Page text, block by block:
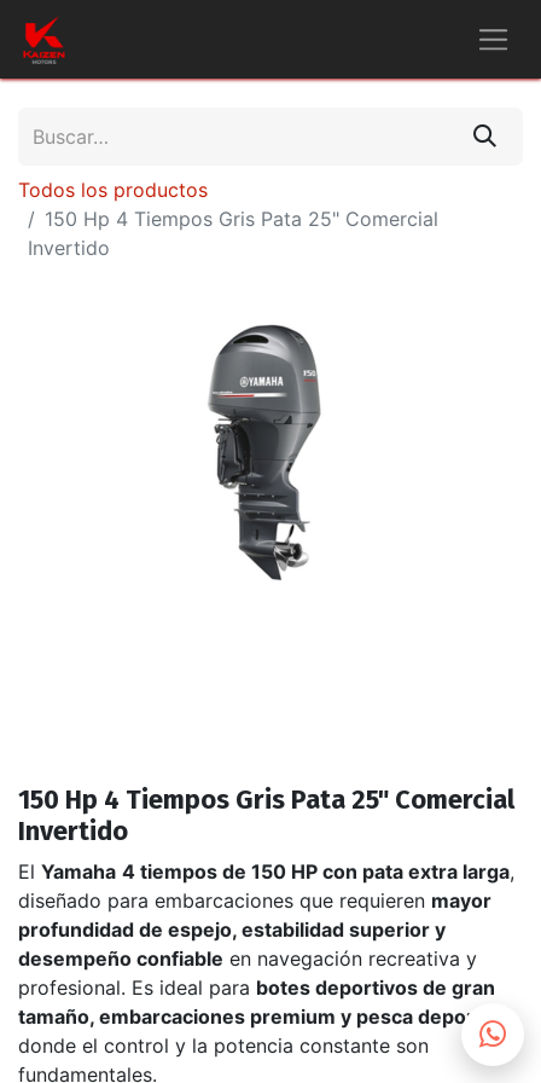
Todos los productos
150 Hp 4 Tiempos Gris Pata 25" Comercial
Invertido
150 Hp 4 Tiempos Gris Pata 25" Comercial
Invertido
El Yamaha 4 tiempos de 150 HP con pata extra larga,
diseñado para embarcaciones que requieren mayor
profundidad de espejo, estabilidad superior y
desempeño confiable en navegación recreativa y
profesional. Es ideal para botes deportivos de gran
tamaño, embarcaciones premium y pesca deportiva
donde el control y la potencia constante son
fundamentales.